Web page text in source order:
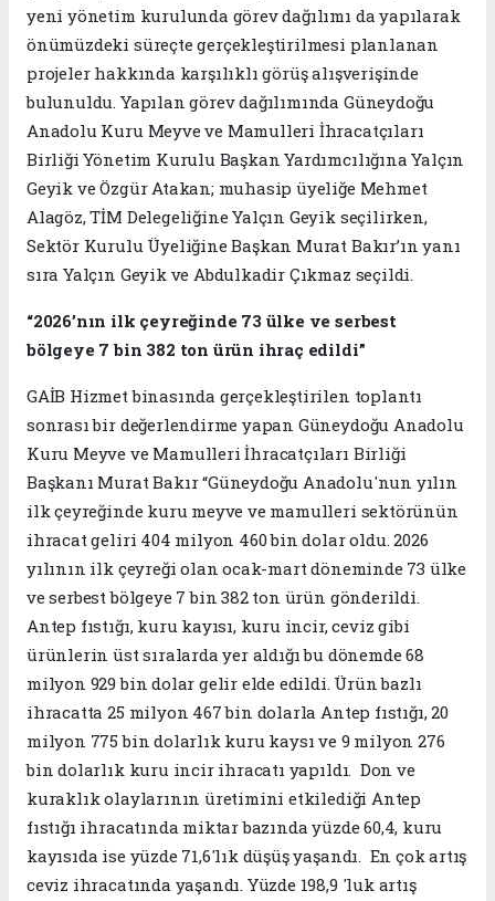
yeni yönetim kurulunda görev dağılımı da yapılarak
önümüzdeki süreçte gerçekleştirilmesi planlanan
projeler hakkında karşılıklı görüş alışverişinde
bulunuldu. Yapılan görev dağılımında Güneydoğu
Anadolu Kuru Meyve ve Mamulleri İhracatçıları
Birliği Yönetim Kurulu Başkan Yardımcılığına Yalçın
Geyik ve Özgür Atakan; muhasip üyeliğe Mehmet
Alagöz, TİM Delegeliğine Yalçın Geyik seçilirken,
Sektör Kurulu Üyeliğine Başkan Murat Bakır’ın yanı
sıra Yalçın Geyik ve Abdulkadir Çıkmaz seçildi.
“2026’nın ilk çeyreğinde 73 ülke ve serbest
bölgeye 7 bin 382 ton ürün ihraç edildi”
GAİB Hizmet binasında gerçekleştirilen toplantı
sonrası bir değerlendirme yapan Güneydoğu Anadolu
Kuru Meyve ve Mamulleri İhracatçıları Birliği
Başkanı Murat Bakır “Güneydoğu Anadolu'nun yılın
ilk çeyreğinde kuru meyve ve mamulleri sektörünün
ihracat geliri 404 milyon 460 bin dolar oldu. 2026
yılının ilk çeyreği olan ocak-mart döneminde 73 ülke
ve serbest bölgeye 7 bin 382 ton ürün gönderildi.
Antep fıstığı, kuru kayısı, kuru incir, ceviz gibi
ürünlerin üst sıralarda yer aldığı bu dönemde 68
milyon 929 bin dolar gelir elde edildi. Ürün bazlı
ihracatta 25 milyon 467 bin dolarla Antep fıstığı, 20
milyon 775 bin dolarlık kuru kaysı ve 9 milyon 276
bin dolarlık kuru incir ihracatı yapıldı. Don ve
kuraklık olaylarının üretimini etkilediği Antep
fıstığı ihracatında miktar bazında yüzde 60,4, kuru
kayısıda ise yüzde 71,6'lık düşüş yaşandı. En çok artış
ceviz ihracatında yaşandı. Yüzde 198,9 'luk artış